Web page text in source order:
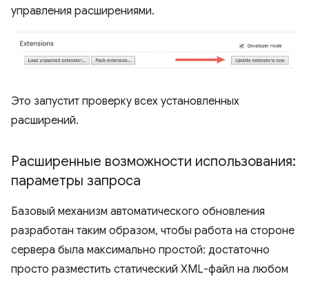
управления расширениями.
Это запустит проверку всех установленных
расширений.
Расширенные возможности использования:
параметры запроса
Базовый механизм автоматического обновления
разработан таким образом, чтобы работа на стороне
сервера была максимально простой: достаточно
просто разместить статический XML-файл на любом